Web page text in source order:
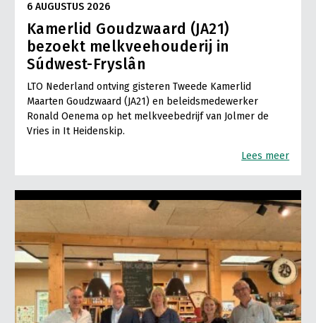
6 AUGUSTUS 2026
Kamerlid Goudzwaard (JA21)
bezoekt melkveehouderij in
Súdwest-Fryslân
LTO Nederland ontving gisteren Tweede Kamerlid
Maarten Goudzwaard (JA21) en beleidsmedewerker
Ronald Oenema op het melkveebedrijf van Jolmer de
Vries in It Heidenskip.
Lees meer